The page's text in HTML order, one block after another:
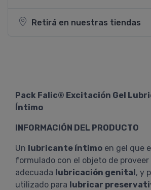
Retirá en nuestras tiendas
Pack Falic® Excitación Gel
Íntimo
INFORMACIÓN DEL PRODUCTO
Un lubricante íntimo en gel que
formulado con el objeto de proveer
adecuada lubricación genital, y
utilizado para lubricar